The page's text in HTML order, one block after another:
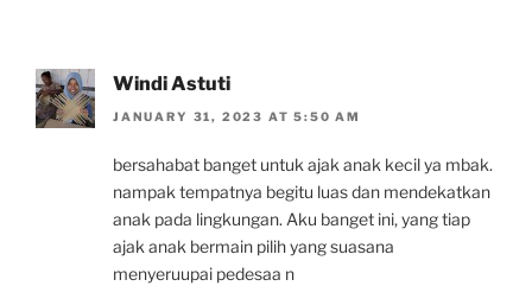
Windi Astuti
JANUARY 31, 2023 AT 5:50 AM
bersahabat banget untuk ajak anak kecil ya mbak.
nampak tempatnya begitu luas dan mendekatkan
anak pada lingkungan. Aku banget ini, yang tiap
ajak anak bermain pilih yang suasana
menyeruupai pedesaa n